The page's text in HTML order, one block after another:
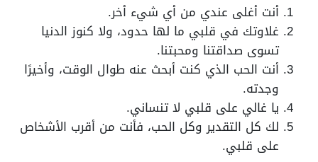
أنت أغلى عندي من أي شيء أخر.
غلاوتك في قلبي ما لها حدود، ولا كنوز الدنيا
تسوى صداقتنا ومحبتنا.
أنت الحب الذي كنت أبحث عنه طوال الوقت، وأخيرًا
وجدته.
يا غالي على قلبي لا تنساني.
لك كل التقدير وكل الحب، فأنت من أقرب الأشخاص
على قلبي.